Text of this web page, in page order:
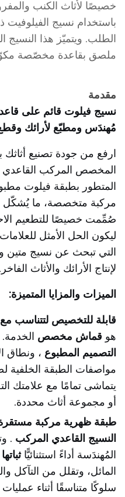
خصيصًا لأثاث الكنب
باستخدام نسيج
الطلب. ويتميّز هذا
ملصق بقاعدة مخصّصة
مقدمة
نسيج فيلوت قائم على
مُهندَس ومطبّع لأرائك وقطع
ارفع من جودة تصنيع أثاثك
المخصص المركب القاعدي
المتطور بطبقة فيلوت
مركبة متخصصة، ما يُشكّل
صُمِّمت خصيصًا للتطعيم
ليكون الحل الأمثل
التي تبحث عن نسيج متين
لإنتاج الأرائك والأثاث الفاخر.
الميزات والمزايا المتميزة:
قابلة للتخصيص لتتناسب مع
هو قماش مخصص
التصميم المطبوع ، ونطاق
مواصفات الطبقة الخلفية
يتماشى تمامًا مع علامتك
أو مجموعة أثاث محددة.
طبقة ظهرية مركبة
النسيج القاعدي المركب .
المُهندَسة أداءً استثنائيًّا
المائل، وتقلل من التآكل
سلوكًا متناسقًا أثناء